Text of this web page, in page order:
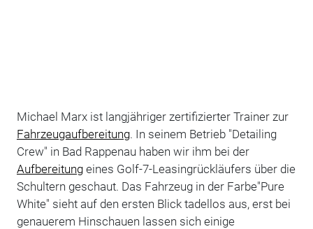
Michael Marx ist langjähriger zertifizierter Trainer zur
Fahrzeugaufbereitung. In seinem Betrieb "Detailing
Crew" in Bad Rappenau haben wir ihm bei der
Aufbereitungeines Golf-7-Leasingrückläufers über die
Schultern geschaut. Das Fahrzeug in der Farbe"Pure
White" sieht auf den ersten Blick tadellos aus, erst bei
genauerem Hinschauen lassen sich einige